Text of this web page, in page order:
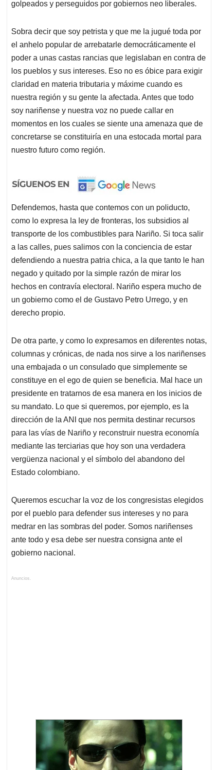
golpeados y perseguidos por gobiernos neo liberales.
Sobra decir que soy petrista y que me la jugué toda por
el anhelo popular de arrebatarle democráticamente el
poder a unas castas rancias que legislaban en contra de
los pueblos y sus intereses. Eso no es óbice para exigir
claridad en materia tributaria y máxime cuando es
nuestra región y su gente la afectada. Antes que todo
soy nariñense y nuestra voz no puede callar en
momentos en los cuales se siente una amenaza que de
concretarse se constituiría en una estocada mortal para
nuestro futuro como región.
Defendemos, hasta que contemos con un poliducto,
como lo expresa la ley de fronteras, los subsidios al
transporte de los combustibles para Nariño. Si toca salir
a las calles, pues salimos con la conciencia de estar
defendiendo a nuestra patria chica, a la que tanto le han
negado y quitado por la simple razón de mirar los
hechos en contravía electoral. Nariño espera mucho de
un gobierno como el de Gustavo Petro Urrego, y en
derecho propio.
De otra parte, y como lo expresamos en diferentes notas,
columnas y crónicas, de nada nos sirve a los nariñenses
una embajada o un consulado que simplemente se
constituye en el ego de quien se beneficia. Mal hace un
presidente en tratarnos de esa manera en los inicios de
su mandato. Lo que si queremos, por ejemplo, es la
dirección de la ANI que nos permita destinar recursos
para las vías de Nariño y reconstruir nuestra economía
mediante las terciarias que hoy son una verdadera
vergüenza nacional y el símbolo del abandono del
Estado colombiano.
Queremos escuchar la voz de los congresistas elegidos
por el pueblo para defender sus intereses y no para
medrar en las sombras del poder. Somos nariñenses
ante todo y esa debe ser nuestra consigna ante el
gobierno nacional.
Anuncios.